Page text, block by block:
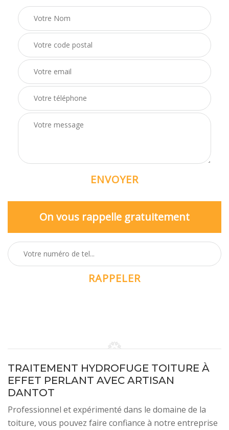
On vous rappelle gratuitement
TRAITEMENT HYDROFUGE TOITURE À
EFFET PERLANT AVEC ARTISAN
DANTOT
Professionnel et expérimenté dans le domaine de la
toiture, vous pouvez faire confiance à notre entreprise